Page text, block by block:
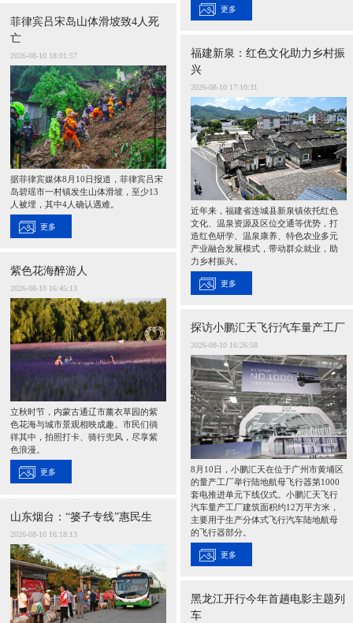
更多
菲律宾吕宋岛山体滑坡致4人死
亡
2026-08-10 18:01:57
据菲律宾媒体8月10日报道，菲律宾吕宋
岛碧瑶市一村镇发生山体滑坡，至少13
人被埋，其中4人确认遇难。
更多
福建新泉：红色文化助力乡村振
兴
2026-08-10 17:10:31
近年来，福建省连城县新泉镇依托红色
文化、温泉资源及区位交通等优势，打
造红色研学、温泉康养、特色农业多元
产业融合发展模式，带动群众就业，助
力乡村振兴。
更多
紫色花海醉游人
2026-08-10 16:45:13
立秋时节，内蒙古通辽市薰衣草园的紫
色花海与城市景观相映成趣。市民们徜
徉其中，拍照打卡、骑行兜风，尽享紫
色浪漫。
更多
探访小鹏汇天飞行汽车量产工厂
2026-08-10 16:26:58
8月10日，小鹏汇天在位于广州市黄埔区
的量产工厂举行陆地航母飞行器第1000
套电推进单元下线仪式。小鹏汇天飞行
汽车量产工厂建筑面积约12万平方米，
主要用于生产分体式飞行汽车陆地航母
的飞行器部分。
更多
山东烟台：“篓子专线”惠民生
2026-08-10 16:18:13
黑龙江开行今年首趟电影主题列
车